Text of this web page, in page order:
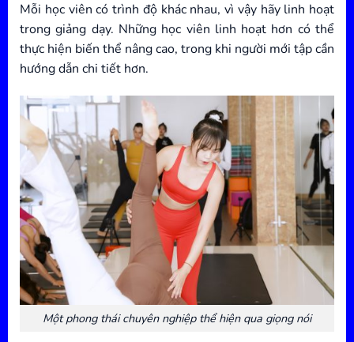
Mỗi học viên có trình độ khác nhau, vì vậy hãy linh hoạt
trong giảng dạy. Những học viên linh hoạt hơn có thể
thực hiện biến thể nâng cao, trong khi người mới tập cần
hướng dẫn chi tiết hơn.
Một phong thái chuyên nghiệp thể hiện qua giọng nói